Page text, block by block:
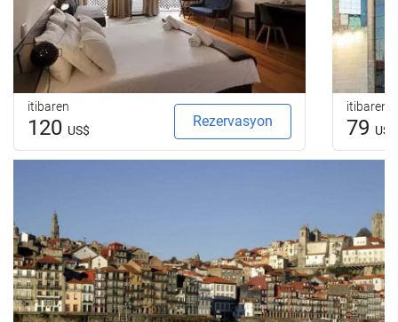
itibaren
120 US$
Rezervasyon
itibaren
79 US$